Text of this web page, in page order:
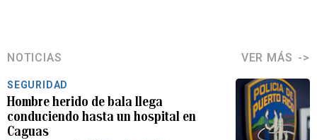
NOTICIAS VER MÁS
SEGURIDAD
Hombre herido de bala llega
conduciendo hasta un hospital en
Caguas